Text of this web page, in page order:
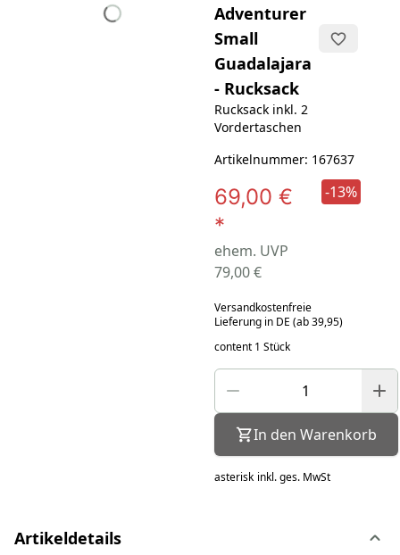
Adventurer
Small
Guadalajara
- Rucksack
Rucksack inkl. 2
Vordertaschen
Artikelnummer: 167637
69,00 €
*
ehem. UVP
79,00 €
-13%
Versandkostenfreie
Lieferung in DE (ab 39,95)
content 1 Stück
In den Warenkorb
asterisk inkl. ges. MwSt
Artikeldetails